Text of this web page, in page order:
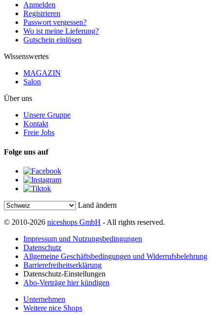
Anmelden
Registrieren
Passwort vergessen?
Wo ist meine Lieferung?
Gutschein einlösen
Wissenswertes
MAGAZIN
Salon
Über uns
Unsere Gruppe
Kontakt
Freie Jobs
Folge uns auf
Land ändern
© 2010-2026 niceshops GmbH - All rights reserved.
Impressum und Nutzungsbedingungen
Datenschutz
Allgemeine Geschäftsbedingungen und Widerrufsbelehrung
Barrierefreiheitserklärung
Datenschutz-Einstellungen
Abo-Verträge hier kündigen
Unternehmen
Weitere nice Shops